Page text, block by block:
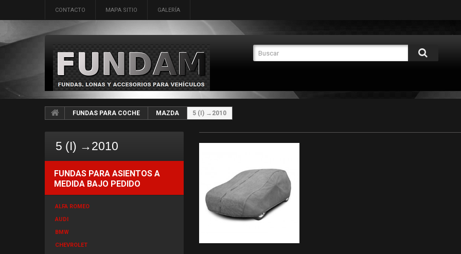
CONTACTO MAPA SITIO GALERÍA
FUNDAS PARA COCHE MAZDA 5 (I) →2010
5 (I) →2010
FUNDAS PARA ASIENTOS A
MEDIDA BAJO PEDIDO
ALFA ROMEO
AUDI
BMW
CHEVROLET